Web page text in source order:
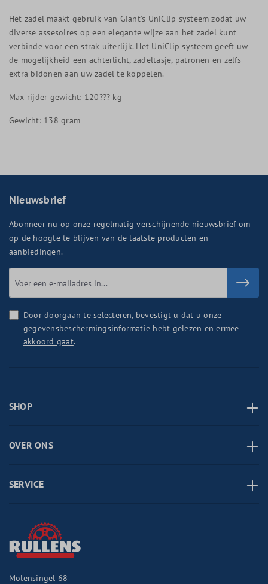
Het zadel maakt gebruik van Giant's UniClip systeem zodat uw
diverse assesoires op een elegante wijze aan het zadel kunt
verbinde voor een strak uiterlijk. Het UniClip systeem geeft uw
de mogelijkheid een achterlicht, zadeltasje, patronen en zelfs
extra bidonen aan uw zadel te koppelen.
Max rijder gewicht: 120??? kg
Gewicht: 138 gram
Nieuwsbrief
Abonneer nu op onze regelmatig verschijnende nieuwsbrief om
op de hoogte te blijven van de laatste producten en
aanbiedingen.
Door doorgaan te selecteren, bevestigt u dat u onze
gegevensbeschermingsinformatie hebt gelezen en ermee
akkoord gaat.
SHOP
OVER ONS
SERVICE
Molensingel 68